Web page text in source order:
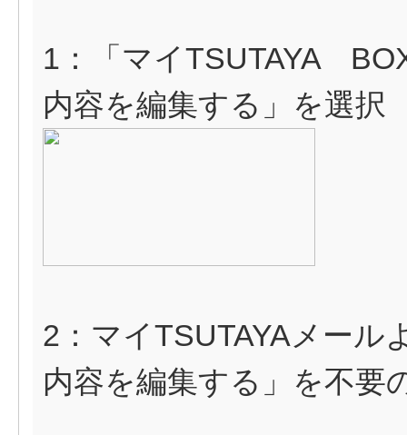
1：「マイTSUTAYA
内容を編集する」を選択
2：マイTSUTAYAメール
内容を編集する」を不要